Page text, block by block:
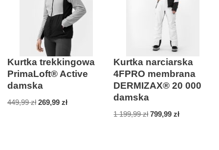
Kurtka trekkingowa
PrimaLoft® Active
damska
449,99zł 269,99 zł
Kurtka narciarska
4FPRO membrana
DERMIZAX® 20 000
damska
1 199,99zł 799,99zł